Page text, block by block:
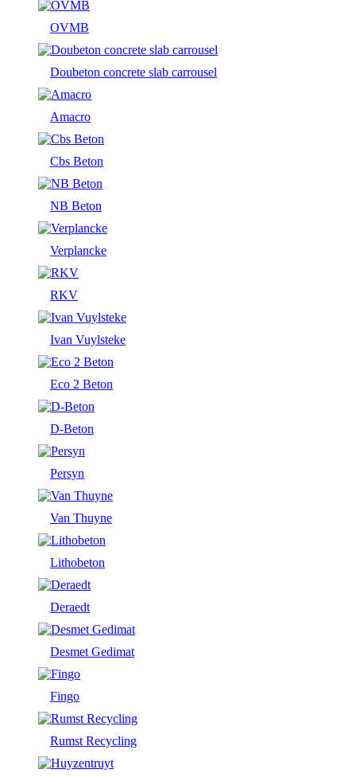
OVMB
Doubeton concrete slab carrousel
Amacro
Cbs Beton
NB Beton
Verplancke
RKV
Ivan Vuylsteke
Eco 2 Beton
D-Beton
Persyn
Van Thuyne
Lithobeton
Deraedt
Desmet Gedimat
Fingo
Rumst Recycling